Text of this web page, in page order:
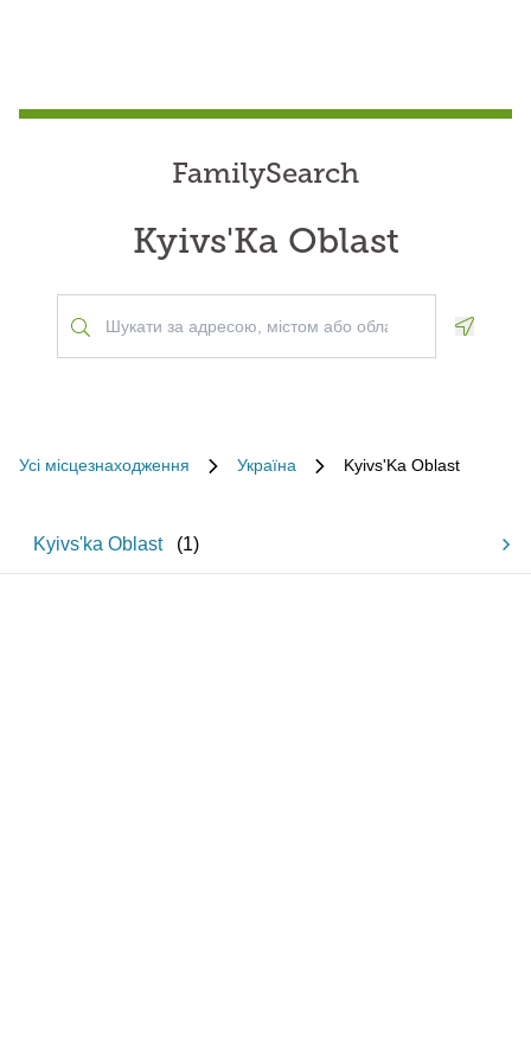
FamilySearch
Kyivs'Ka Oblast
Усі місцезнаходження Україна Kyivs'Ka Oblast
Kyivs'ka Oblast (1)